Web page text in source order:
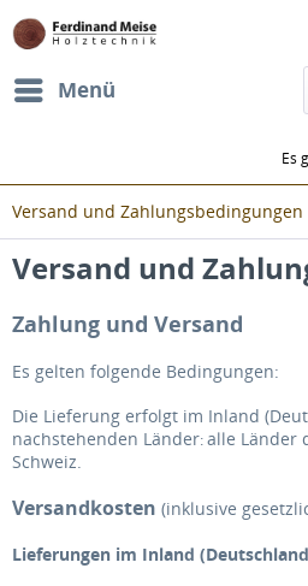
Menü
Es
Versand und Zahlungsbedingungen
Versand und
Zahlung und Versand
Es gelten folgende Bedingungen:
Die Lieferung erfolgt im Inland
nachstehenden Länder:alle Länder
Schweiz.
Versandkosten (inklusive
Lieferungen im Inland